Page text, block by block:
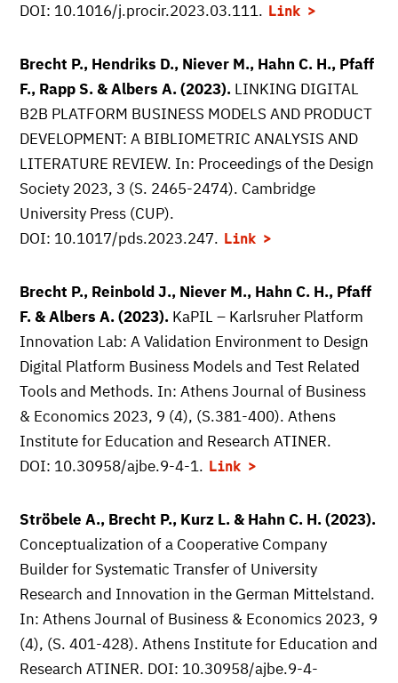
DOI: 10.1016/j.procir.2023.03.111. Link
Brecht P., Hendriks D., Niever M., Hahn C. H., Pfaff
F., Rapp S. & Albers A. (2023). LINKING DIGITAL
B2B PLATFORM BUSINESS MODELS AND PRODUCT
DEVELOPMENT: A BIBLIOMETRIC ANALYSIS AND
LITERATURE REVIEW. In: Proceedings of the Design
Society 2023, 3 (S. 2465-2474). Cambridge
University Press (CUP).
DOI: 10.1017/pds.2023.247. Link
Brecht P., Reinbold J., Niever M., Hahn C. H., Pfaff
F. & Albers A. (2023). KaPIL – Karlsruher Platform
Innovation Lab: A Validation Environment to Design
Digital Platform Business Models and Test Related
Tools and Methods. In: Athens Journal of Business
& Economics 2023, 9 (4), (S.381-400). Athens
Institute for Education and Research ATINER.
DOI: 10.30958/ajbe.9-4-1. Link
Ströbele A., Brecht P., Kurz L. & Hahn C. H. (2023).
Conceptualization of a Cooperative Company
Builder for Systematic Transfer of University
Research and Innovation in the German Mittelstand.
In: Athens Journal of Business & Economics 2023, 9
(4), (S. 401-428). Athens Institute for Education and
Research ATINER. DOI: 10.30958/ajbe.9-4-